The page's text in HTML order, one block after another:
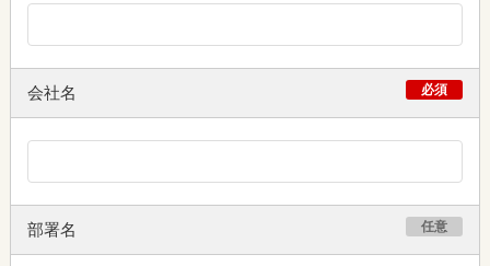
会社名 必須
部署名 任意